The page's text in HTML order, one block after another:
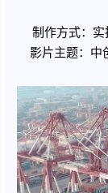
制作方式：
影片主题：中